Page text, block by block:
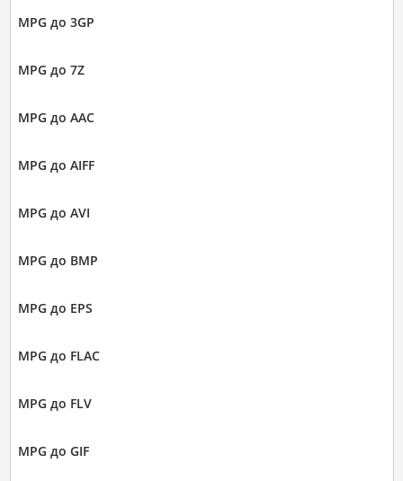
MPG до 3GP
MPG до 7Z
MPG до AAC
MPG до AIFF
MPG до AVI
MPG до BMP
MPG до EPS
MPG до FLAC
MPG до FLV
MPG до GIF